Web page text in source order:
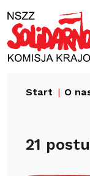
do
treści
Start O
21